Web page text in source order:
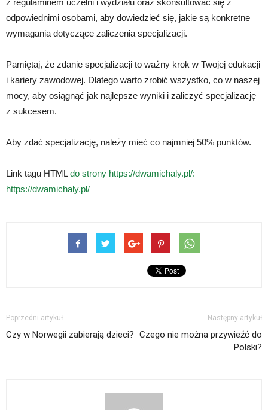
z regulaminem uczelni i wydziału oraz skonsultować się z
odpowiednimi osobami, aby dowiedzieć się, jakie są konkretne
wymagania dotyczące zaliczenia specjalizacji.
Pamiętaj, że zdanie specjalizacji to ważny krok w Twojej edukacji
i kariery zawodowej. Dlatego warto zrobić wszystko, co w naszej
mocy, aby osiągnąć jak najlepsze wyniki i zaliczyć specjalizację
z sukcesem.
Aby zdać specjalizację, należy mieć co najmniej 50% punktów.
Link tagu HTMLdo strony https://dwamichaly.pl/:
https://dwamichaly.pl/
Poprzedni artykuł
Czy w Norwegii zabierają dzieci?
Następny artykuł
Czego nie można przywieźć do
Polski?